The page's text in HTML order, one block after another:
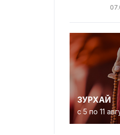
ЗУРХАЙ
с 5 по 11